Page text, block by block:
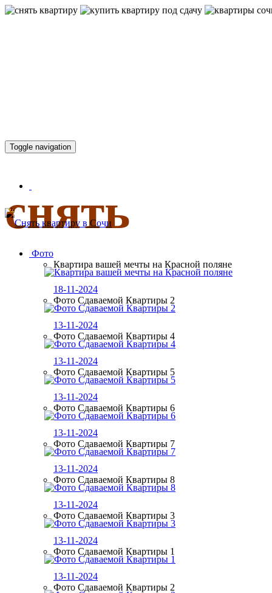
снять
Toggle navigation
Фото
Квартира вашей мечты на Красной поляне
18-11-2024
Фото Сдаваемой Квартиры 2
13-11-2024
Фото Сдаваемой Квартиры 4
13-11-2024
Фото Сдаваемой Квартиры 5
13-11-2024
Фото Сдаваемой Квартиры 6
13-11-2024
Фото Сдаваемой Квартиры 7
13-11-2024
Фото Сдаваемой Квартиры 8
13-11-2024
Фото Сдаваемой Квартиры 3
13-11-2024
Фото Сдаваемой Квартиры 1
13-11-2024
Фото Сдаваемой Квартиры 2